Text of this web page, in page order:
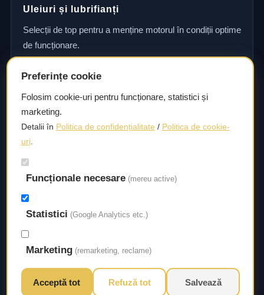
Uleiuri și lubrifianți
Selecții de top pentru a menține motorul în condiții optime
de funcționare.
Consultanță și asistență tehnică
Consultanță și asistență tehnică pentru alegerea pieselor
potrivite și efectuarea reparațiilor sau întreținerii corecte.
Livrare rapidă
Asigurăm un timp de livrare scurt, astfel încât să aveți
acces la piesele necesare fără întârzieri.
© 2026 Autorival. Toate drepturile rezervate.
Preferințe cookie
Folosim cookie-uri pentru funcționare, statistici și
marketing.
Detalii în Politica de confidențialitate / Politica de cookie-
uri.
Funcționale necesare (mereu active)
Statistici (Google Analytics etc.)
Marketing (remarketing, reclame)
Acceptă tot Refuză tot Salvează